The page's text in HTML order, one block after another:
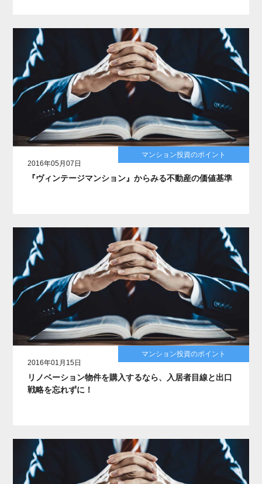
マンション投資のポイント
2016年05月07日
『ヴィンテージマンション』からみる不動産の価値基準
マンション投資のポイント
2016年01月15日
リノベーション物件を購入するなら、入居者目線と出口
戦略を忘れずに！